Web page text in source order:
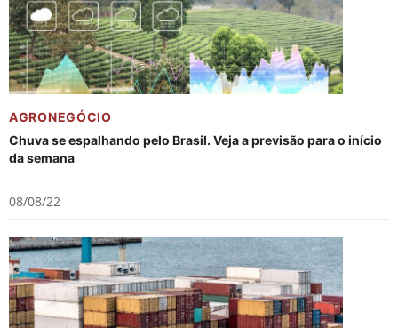
AGRONEGÓCIO
Chuva se espalhando pelo Brasil. Veja a previsão para o início
da semana
08/08/22